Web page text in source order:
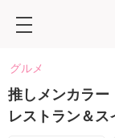
グルメ
推しメンカラー
レストラン＆ス